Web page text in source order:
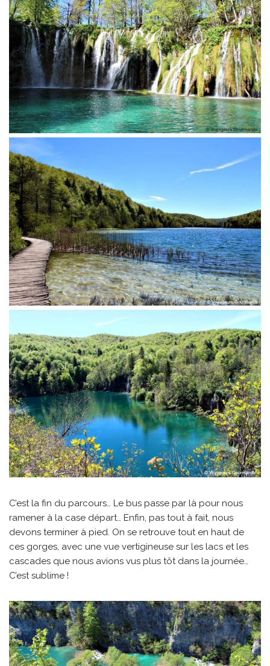
C’est la fin du parcours… Le bus passe par là pour nous
ramener à la case départ… Enfin, pas tout à fait, nous
devons terminer à pied. On se retrouve tout en haut de
ces gorges, avec une vue vertigineuse sur les lacs et les
cascades que nous avions vus plus tôt dans la journée…
C’est sublime !